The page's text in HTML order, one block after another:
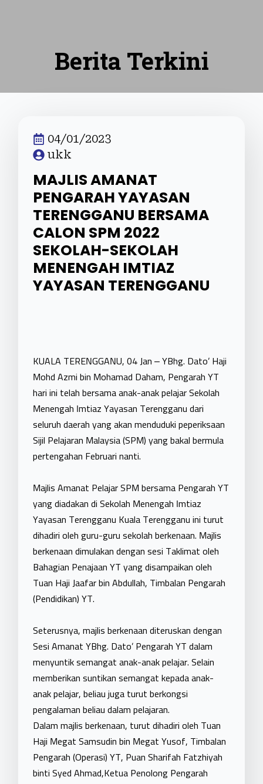
Berita Terkini
04/01/2023
ukk
MAJLIS AMANAT
PENGARAH YAYASAN
TERENGGANU BERSAMA
CALON SPM 2022
SEKOLAH-SEKOLAH
MENENGAH IMTIAZ
YAYASAN TERENGGANU
KUALA TERENGGANU, 04 Jan – YBhg. Dato’ Haji
Mohd Azmi bin Mohamad Daham, Pengarah YT
hari ini telah bersama anak-anak pelajar Sekolah
Menengah Imtiaz Yayasan Terengganu dari
seluruh daerah yang akan menduduki peperiksaan
Sijil Pelajaran Malaysia (SPM) yang bakal bermula
pertengahan Februari nanti.
Majlis Amanat Pelajar SPM bersama Pengarah YT
yang diadakan di Sekolah Menengah Imtiaz
Yayasan Terengganu Kuala Terengganu ini turut
dihadiri oleh guru-guru sekolah berkenaan. Majlis
berkenaan dimulakan dengan sesi Taklimat oleh
Bahagian Penajaan YT yang disampaikan oleh
Tuan Haji Jaafar bin Abdullah, Timbalan Pengarah
(Pendidikan) YT.
Seterusnya, majlis berkenaan diteruskan dengan
Sesi Amanat YBhg. Dato’ Pengarah YT dalam
menyuntik semangat anak-anak pelajar. Selain
memberikan suntikan semangat kepada anak-
anak pelajar, beliau juga turut berkongsi
pengalaman beliau dalam pelajaran.
Dalam majlis berkenaan, turut dihadiri oleh Tuan
Haji Megat Samsudin bin Megat Yusof, Timbalan
Pengarah (Operasi) YT, Puan Sharifah Fatzhiyah
binti Syed Ahmad,Ketua Penolong Pengarah